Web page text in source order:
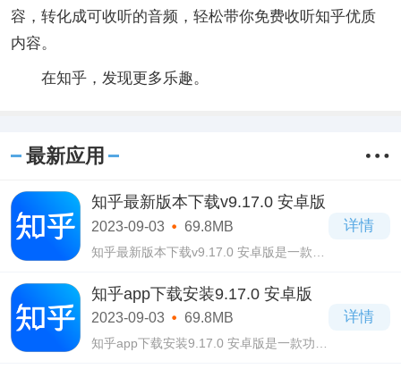
容，转化成可收听的音频，轻松带你免费收听知乎优质
内容。
在知乎，发现更多乐趣。
最新应用
知乎最新版本下载v9.17.0 安卓版
2023-09-03 69.8MB
知乎最新版本下载v9.17.0 安卓版是一款十
乎最新版本下载v9.17.0 安卓版软件当中拥
有包罗万象的内容，涵盖了各个方面的知
识内容
详情
知乎app下载安装9.17.0 安卓版
2023-09-03 69.8MB
知乎app下载安装9.17.0 安卓版是一款功能
详情